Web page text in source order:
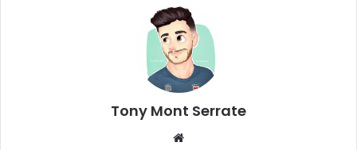
Tony Mont Serrate